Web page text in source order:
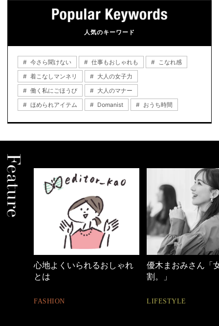
人気のキーワード
今さら聞けない 仕事もおしゃれも
こなれ感
着こなしマンネリ
大人の女子力
働く私にごほうび
大人のマナー
ほめられアイテム
Domanist おうち時間
優木まおみさん「女の時間
割。」
LIFESTYLE
【ワーママのきれ
ュアル通勤】
FASHION